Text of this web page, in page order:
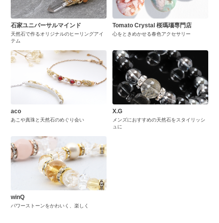
石家ユニバーサルマインド
天然石で作るオリジナルのヒーリングアイ
テム
Tomato Crystal 桜瑪瑙専門店
心をときめかせる春色アクセサリー
aco
あこや真珠と天然石のめぐり会い
X.G
メンズにおすすめの天然石をスタイリッシ
ュに
winQ
パワーストーンをかわいく、楽しく